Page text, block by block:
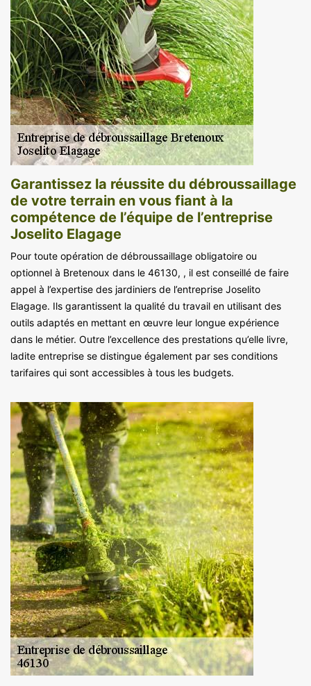
Garantissez la réussite du débroussaillage
de votre terrain en vous fiant à la
compétence de l’équipe de l’entreprise
Joselito Elagage
Pour toute opération de débroussaillage obligatoire ou
optionnel à Bretenoux dans le 46130, , il est conseillé de faire
appel à l’expertise des jardiniers de l’entreprise Joselito
Elagage. Ils garantissent la qualité du travail en utilisant des
outils adaptés en mettant en œuvre leur longue expérience
dans le métier. Outre l’excellence des prestations qu’elle livre,
ladite entreprise se distingue également par ses conditions
tarifaires qui sont accessibles à tous les budgets.